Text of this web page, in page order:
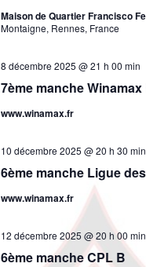
Maison de Quartier Francisco
Montaigne, Rennes, France
7ème manche
8 décembre 2025 @ 21 h 00 min
www.winamax.fr
6ème manche Ligue
10 décembre 2025 @ 20 h 30 min
www.winamax.fr
6ème manche CPL B
12 décembre 2025 @ 20 h 00 min